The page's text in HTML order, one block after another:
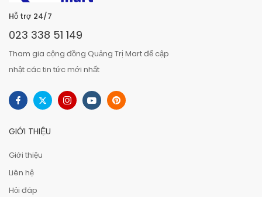
Hỗ trợ 24/7
023 338 51 149
Tham gia cộng đồng Quảng Trị Mart để cập
nhật các tin tức mới nhất
GIỚI THIỆU
Giới thiệu
Liên hệ
Hỏi đáp